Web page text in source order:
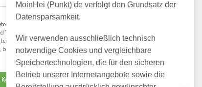
MoinHei (Punkt) de verfolgt den Grundsatz der
Datensparsamkeit.
Wir verwenden ausschließlich technisch
notwendige Cookies und vergleichbare
Speichertechnologien, die für den sicheren
Betrieb unserer Internetangebote sowie die
ich kostenlos, damit regionale
Themen aus unserer Gemeinde für alle
Damit daraus eine lebendige
es Menschen, die mitlesen und
Kostenlos registrieren